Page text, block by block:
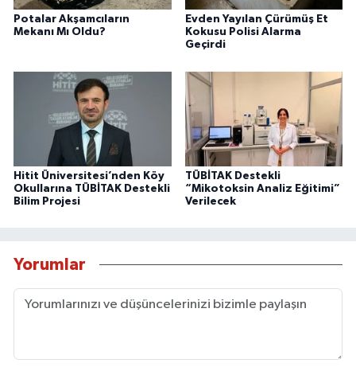
Potalar Akşamcıların
Mekanı Mı Oldu?
Evden Yayılan Çürümüş Et
Kokusu Polisi Alarma
Geçirdi
Hitit Üniversitesi’nden Köy
Okullarına TÜBİTAK Destekli
Bilim Projesi
TÜBİTAK Destekli
“Mikotoksin Analiz Eğitimi”
Verilecek
Yorumlar